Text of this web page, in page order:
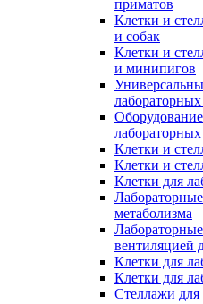
приматов
Клетки и
и собак
Клетки и
и минипигов
Клетки и
Клетки и
Клетки для
метаболизма
вентиляцией
Клетки для
Клетки для
Стеллажи для